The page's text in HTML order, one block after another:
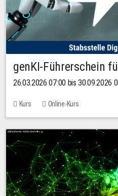
genKI-Führerschein
26.03.2026 07:00 bis 30.09.2026
Kurs Online-Kurs